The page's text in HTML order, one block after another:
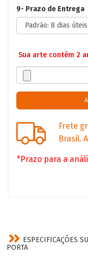
9- Prazo de Entrega
Sua arte contém 2
Frete
Brasil.
*Prazo para a
ESPECIFICAÇÕES
PORTA